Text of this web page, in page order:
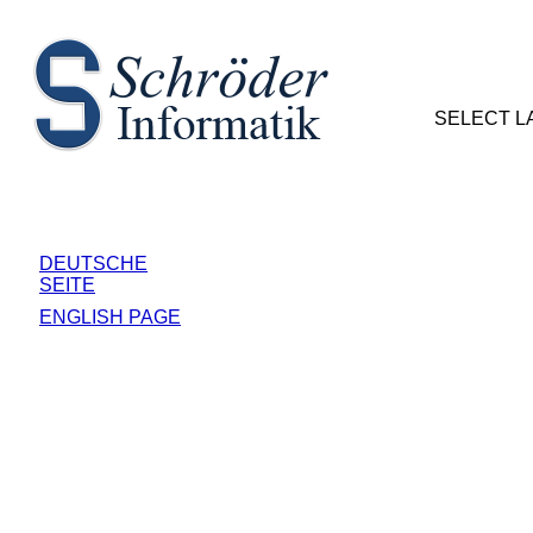
SELECT
DEUTSCHE
SEITE
ENGLISH PAGE